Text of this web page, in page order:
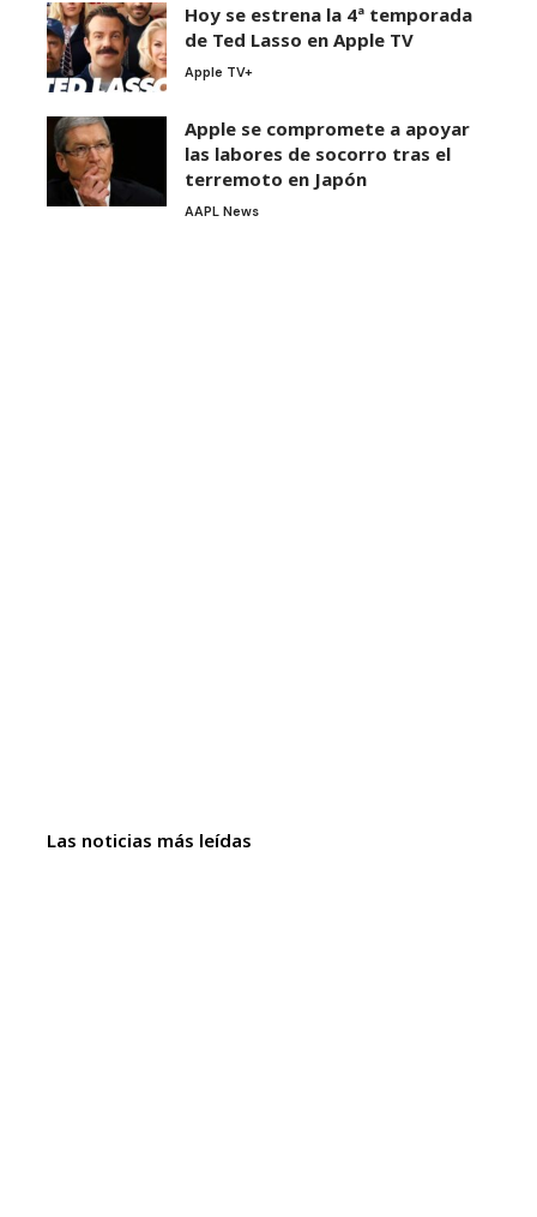
Hoy se estrena la 4ª temporada
de Ted Lasso en Apple TV
Apple TV+
Apple se compromete a apoyar
las labores de socorro tras el
terremoto en Japón
AAPL News
Las noticias más leídas